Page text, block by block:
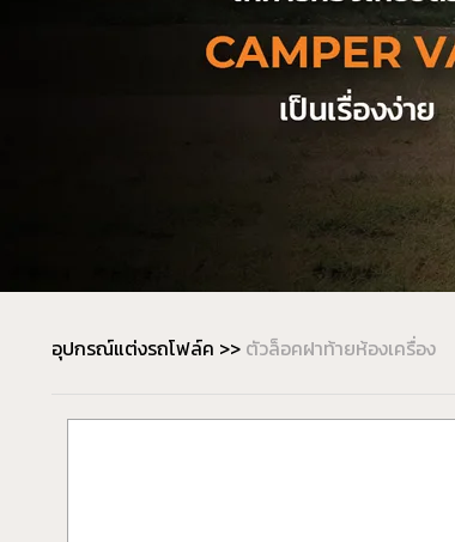
อุปกรณ์แต่งรถโฟล์ค >> ตัวล็อคฝาท้ายห้องเครื่อง